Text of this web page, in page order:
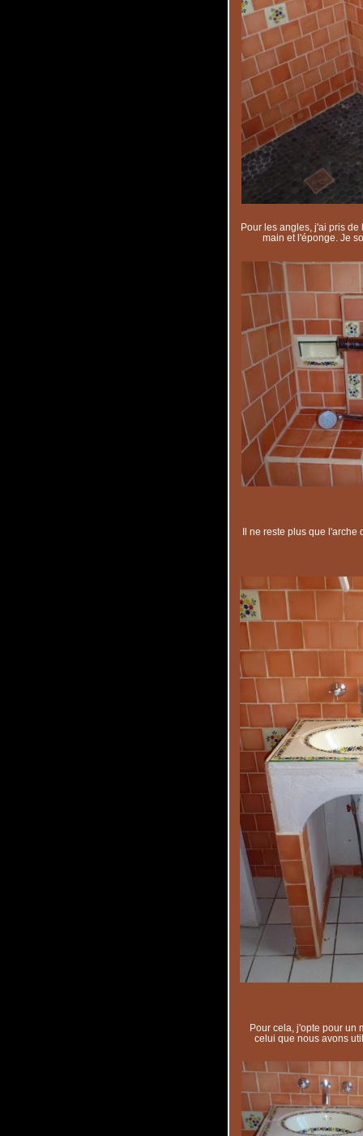
Pour les angles, j'ai pris
main et l'éponge. Je
Il ne reste plus que l'arche
Pour cela, j'opte pour un
celui que nous avons